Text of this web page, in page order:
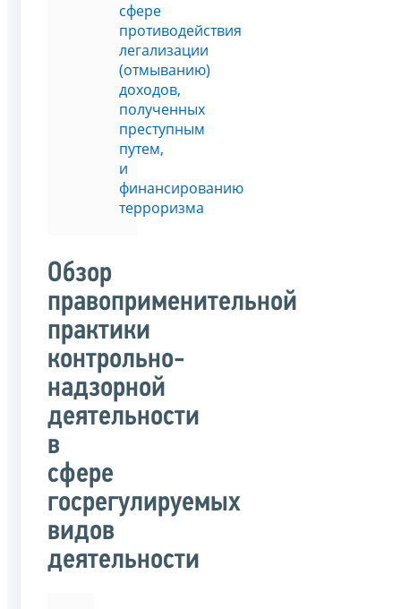
сфере
противодействия
легализации
(отмыванию)
доходов,
полученных
преступным
путем,
и
финансированию
терроризма
Обзор
правоприменительной
практики
контрольно-
надзорной
деятельности
в
сфере
госрегулируемых
видов
деятельности